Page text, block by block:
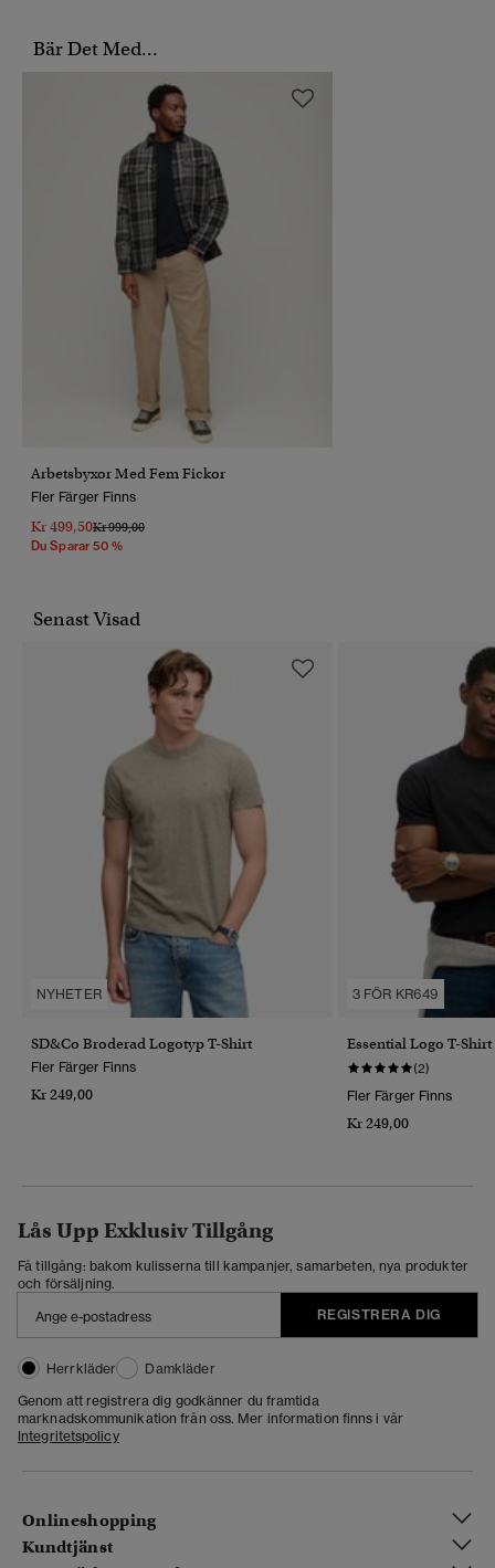
Bär Det Med...
Arbetsbyxor Med Fem Fickor
Fler Färger Finns
Kr 499,50Pris Reducerat Från
Kr 999,00Till
Du Sparar 50 %
Senast Visad
NYHETER
SD&Co Broderad Logotyp T-Shirt
Fler Färger Finns
Kr 249,00
3 FÖR KR649
Essential Logo T-Shirt
(2)
Fler Färger Finns
Kr 249,00
Lås Upp Exklusiv Tillgång
Få tillgång: bakom kulisserna till kampanjer, samarbeten, nya produkter
och försäljning.
REGISTRERA DIG
Herrkläder
Damkläder
Genom att registrera dig godkänner du framtida
marknadskommunikation från oss. Mer information finns i vår
Integritetspolicy
Onlineshopping
Kundtjänst